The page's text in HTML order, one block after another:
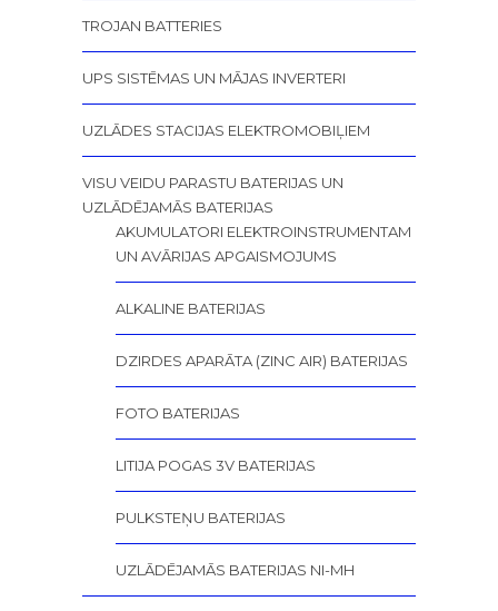
TROJAN BATTERIES
UPS SISTĒMAS UN MĀJAS INVERTERI
UZLĀDES STACIJAS ELEKTROMOBIĻIEM
VISU VEIDU PARASTU BATERIJAS UN
UZLĀDĒJAMĀS BATERIJAS
AKUMULATORI ELEKTROINSTRUMENTAM
UN AVĀRIJAS APGAISMOJUMS
ALKALINE BATERIJAS
DZIRDES APARĀTA (ZINC AIR) BATERIJAS
FOTO BATERIJAS
LITIJA POGAS 3V BATERIJAS
PULKSTEŅU BATERIJAS
UZLĀDĒJAMĀS BATERIJAS NI-MH